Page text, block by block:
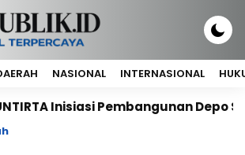
NASIONAL INTERNASIONAL
Inisiasi Pembangunan Depo